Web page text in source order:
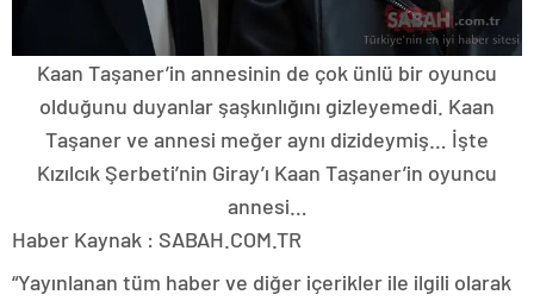
Kaan Taşaner’in annesinin de çok ünlü bir oyuncu
olduğunu duyanlar şaşkınlığını gizleyemedi. Kaan
Taşaner ve annesi meğer aynı dizideymiş… İşte
Kızılcık Şerbeti’nin Giray’ı Kaan Taşaner’in oyuncu
annesi…
Haber Kaynak : SABAH.COM.TR
“Yayınlanan tüm haber ve diğer içerikler ile ilgili olarak